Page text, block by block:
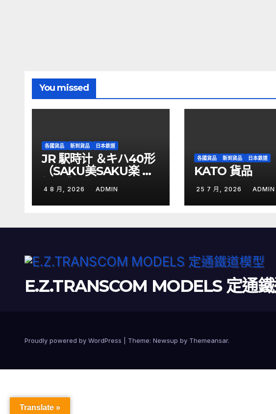
You missed
各國貨品 新到貨品 日本鉄道
JR 駅時计 ＆キハ40形
（SAKU美SAKU楽 加
訂到貨
4 8 月, 2026 ADMIN
各國貨品 新到貨品 日本鉄道
KATO 貨品
25 7 月, 2026 ADMIN
E.Z.TRANSCOM MODELS 定通
Proudly powered by WordPress Theme: Newsup by Themeansar.
Translate »